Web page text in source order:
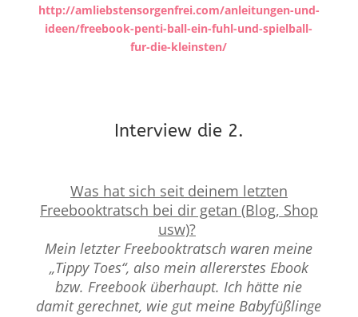
http://amliebstensorgenfrei.com/anleitungen-und-
ideen/freebook-penti-ball-ein-fuhl-und-spielball-
fur-die-kleinsten/
Interview die 2.
Was hat sich seit deinem letzten
Freebooktratsch bei dir getan (Blog, Shop
usw)?
Mein letzter Freebooktratsch waren meine
„Tippy Toes“, also mein allererstes Ebook
bzw. Freebook überhaupt. Ich hätte nie
damit gerechnet, wie gut meine Babyfüßlinge